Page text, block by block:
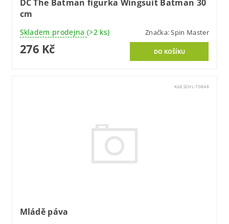
DC The Batman figurka Wingsuit Batman 30
cm
Skladem prodejna (>2 ks) Značka:Spin Master
276 Kč
Kód: SCHL-70848
Mládě páva